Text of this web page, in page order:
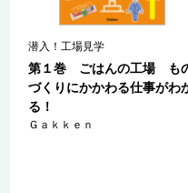
潜入！工場見学
第１巻 ごはんの工場 も
づくりにかかわる仕事がわ
る！
Ｇａｋｋｅｎ